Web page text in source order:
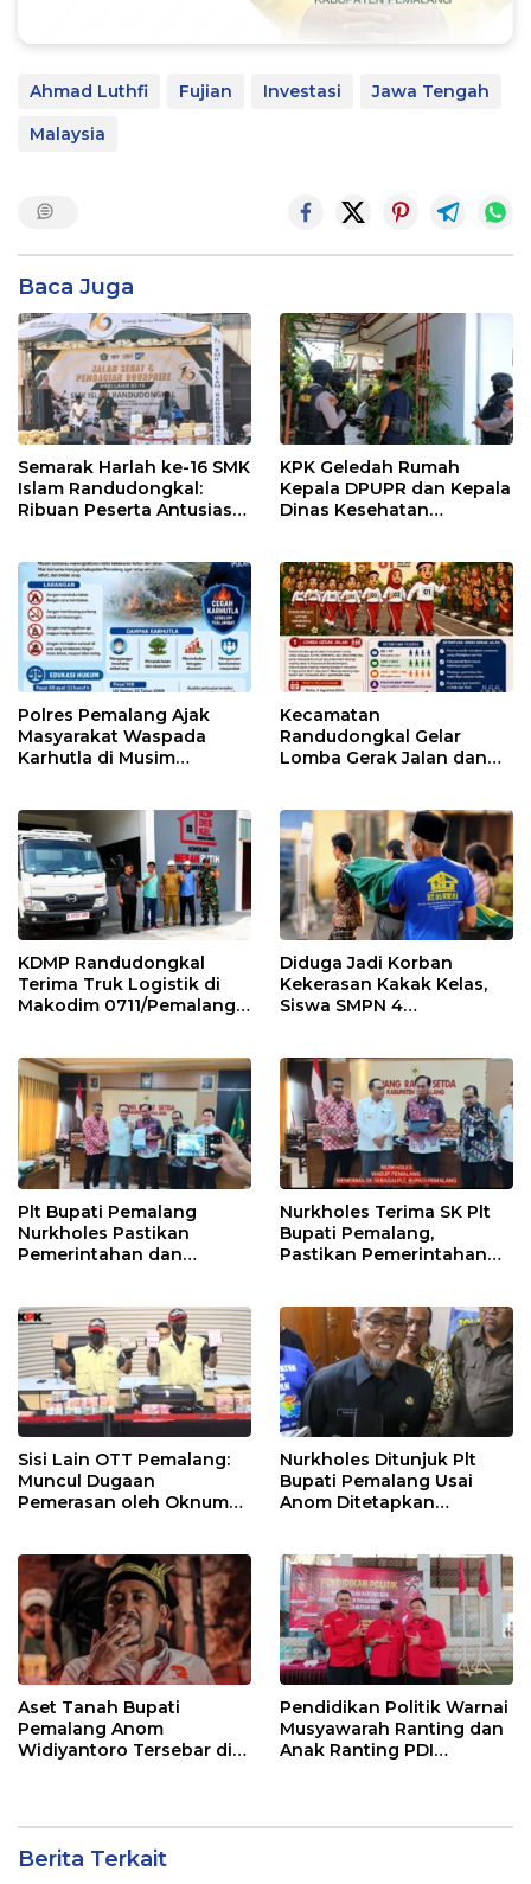
Ahmad Luthfi Fujian Investasi
Jawa Tengah
Malaysia
Baca Juga
Semarak Harlah ke-16 SMK
Islam Randudongkal:
Ribuan Peserta Antusias
KPK Geledah Rumah
Kepala DPUPR dan Kepala
Dinas Kesehatan
Polres Pemalang Ajak
Masyarakat Waspada
Karhutla di Musim
Kecamatan
Randudongkal Gelar
Lomba Gerak Jalan dan
KDMP Randudongkal
Terima Truk Logistik di
Makodim 0711/Pemalang
Diduga Jadi Korban
Kekerasan Kakak Kelas,
Siswa SMPN 4
Plt Bupati Pemalang
Nurkholes Pastikan
Pemerintahan dan
Nurkholes Terima SK Plt
Bupati Pemalang,
Pastikan Pemerintahan
Sisi Lain OTT Pemalang:
Muncul Dugaan
Pemerasan oleh Oknum
Nurkholes Ditunjuk Plt
Bupati Pemalang Usai
Anom Ditetapkan
Aset Tanah Bupati
Pemalang Anom
Widiyantoro Tersebar di
Pendidikan Politik Warnai
Musyawarah Ranting dan
Anak Ranting PDI
Berita Terkait